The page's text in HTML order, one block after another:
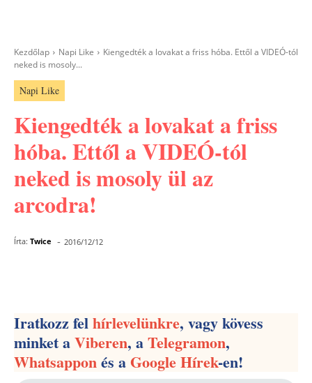
Kezdőlap Napi Like
Kiengedték a lovakat a friss hóba. Ettől a VIDEÓ-tól
neked is mosoly...
Napi Like
Kiengedték a lovakat a friss
hóba. Ettől a VIDEÓ-tól
neked is mosoly ül az
arcodra!
Írta: Twice - 2016/12/12
Iratkozz felhírlevelünkre, vagy kövess
minket aViberen, aTelegramon,
Whatsapponés aGoogle Hírek-en!